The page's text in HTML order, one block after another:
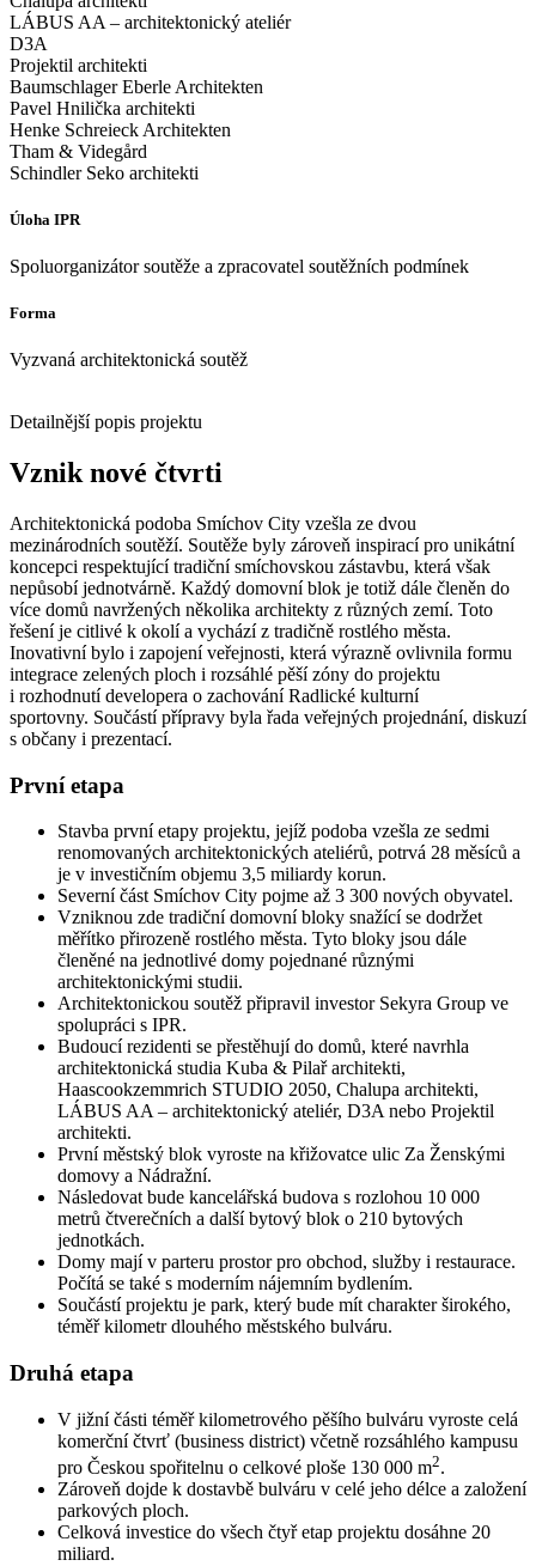
LÁBUS AA – architektonický ateliér
D3A
Projektil architekti
Baumschlager Eberle Architekten
Pavel Hnilička architekti
Henke Schreieck Architekten
Tham & Videgård
Schindler Seko architekti
Úloha IPR
Spoluorganizátor soutěže a zpracovatel soutěžních podmínek
Forma
Vyzvaná architektonická soutěž
Detailnější popis projektu
Vznik nové čtvrti
Architektonická podoba Smíchov City vzešla ze dvou
mezinárodních soutěží. Soutěže byly zároveň inspirací pro unikátní
koncepci respektující tradiční smíchovskou zástavbu, která však
nepůsobí jednotvárně. Každý domovní blok je totiž dále členěn do
více domů navržených několika architekty z různých zemí. Toto
řešení je citlivé k okolí a vychází z tradičně rostlého města.
Inovativní bylo i zapojení veřejnosti, která výrazně ovlivnila formu
integrace zelených ploch i rozsáhlé pěší zóny do projektu
i rozhodnutí developera o zachování Radlické kulturní
sportovny. Součástí přípravy byla řada veřejných projednání, diskuzí
s občany i prezentací.
První etapa
Stavba první etapy projektu, jejíž podoba vzešla ze sedmi
renomovaných architektonických ateliérů, potrvá 28 měsíců a
je v investičním objemu 3,5 miliardy korun.
Severní část Smíchov City pojme až 3 300 nových obyvatel.
Vzniknou zde tradiční domovní bloky snažící se dodržet
měřítko přirozeně rostlého města. Tyto bloky jsou dále
členěné na jednotlivé domy pojednané různými
architektonickými studii.
Architektonickou soutěž připravil investor Sekyra Group ve
spolupráci s IPR.
Budoucí rezidenti se přestěhují do domů, které navrhla
architektonická studia Kuba & Pilař architekti,
Haascookzemmrich STUDIO 2050, Chalupa architekti,
LÁBUS AA – architektonický ateliér, D3A nebo Projektil
architekti.
První městský blok vyroste na křižovatce ulic Za Ženskými
domovy a Nádražní.
Následovat bude kancelářská budova s rozlohou 10 000
metrů čtverečních a další bytový blok o 210 bytových
jednotkách.
Domy mají v parteru prostor pro obchod, služby i restaurace.
Počítá se také s moderním nájemním bydlením.
Součástí projektu je park, který bude mít charakter širokého,
téměř kilometr dlouhého městského bulváru.
Druhá etapa
V jižní části téměř kilometrového pěšího bulváru vyroste celá
komerční čtvrť (business district) včetně rozsáhlého kampusu
pro Českou spořitelnu o celkové ploše 130 000 m2.
Zároveň dojde k dostavbě bulváru v celé jeho délce a založení
parkových ploch.
Celková investice do všech čtyř etap projektu dosáhne 20
miliard.